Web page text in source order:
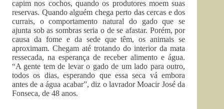
capim nos cochos, quando os produtores moem suas
reservas. Quando alguém chega perto das cercas e dos
currais, o comportamento natural do gado que se
ajunta sob as sombras seria o de se afastar. Porém, por
causa da fome e da sede que têm, os animais se
aproximam. Chegam até trotando do interior da mata
ressecada, na esperança de receber alimento e água.
“A gente tem de levar o gado de um lado para outro,
todos os dias, esperando que essa seca vá embora
antes de a água acabar”, diz o lavrador Moacir José da
Fonseca, de 48 anos.